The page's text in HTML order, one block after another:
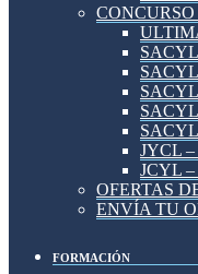
JYCL
JCYL
OFERTAS
ENVÍA TU
FORMACIÓN